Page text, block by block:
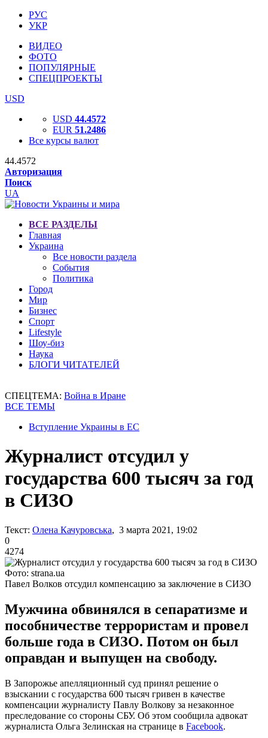
РУС
УКР
ВИДЕО
ФОТО
ПОПУЛЯРНЫЕ
СПЕЦПРОЕКТЫ
USD
USD 44.4572
EUR 51.2486
Все курсы валют
44.4572
Авторизация
Поиск
UA
ВСЕ РАЗДЕЛЫ
Главная
Украина
Все новости раздела
События
Политика
Город
Мир
Бизнес
Спорт
Lifestyle
Шоу-биз
Наука
БЛОГИ ЧИТАТЕЛЕЙ
СПЕЦТЕМА: Война в Иране
ВСЕ ТЕМЫ
Вступление Украины в ЕС
Журналист отсудил у
государства 600 тысяч за год
в СИЗО
Текст: Олена Качуровська, 3 марта 2021, 19:02
0
4274
Фото: strana.ua
Павел Волков отсудил компенсацию за заключение в СИЗО
Мужчина обвинялся в сепаратизме и
пособничестве террористам и провел
больше года в СИЗО. Потом он был
оправдан и выпущен на свободу.
В Запорожье апелляционный суд принял решение о
взыскании с государства 600 тысяч гривен в качестве
компенсации журналисту Павлу Волкову за незаконное
преследование со стороны СБУ. Об этом сообщила адвокат
журналиста Ольга Зелинская на странице в Facebook.